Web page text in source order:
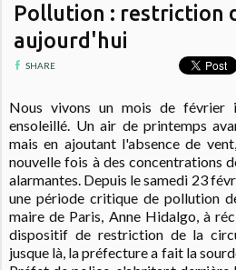
Pollution : restriction
aujourd'hui
SHARE
Nous vivons un mois de février
ensoleillé. Un air de printemps
mais en ajoutant l'absence de
nouvelle fois à des concentrations
alarmantes. Depuis le samedi 23
une période critique de pollution
maire de Paris, Anne Hidalgo, à
dispositif de restriction de la
jusque là, la préfecture a fait la